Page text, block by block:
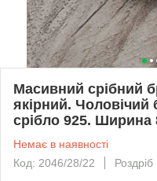
Масивний срібний
якірний. Чоловічий
срібло 925. Ширина
Немає в наявності
Код: 2046/28/22
Роздріб